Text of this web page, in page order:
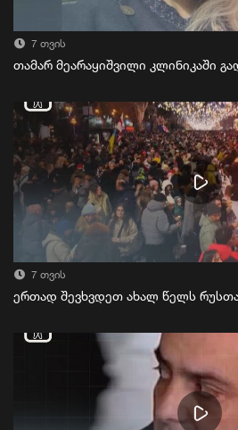
7 თვის
თამარ მეარაყიშვილი კლინიკაში
7 თვის
ერთად შევხვდეთ ახალ წელს